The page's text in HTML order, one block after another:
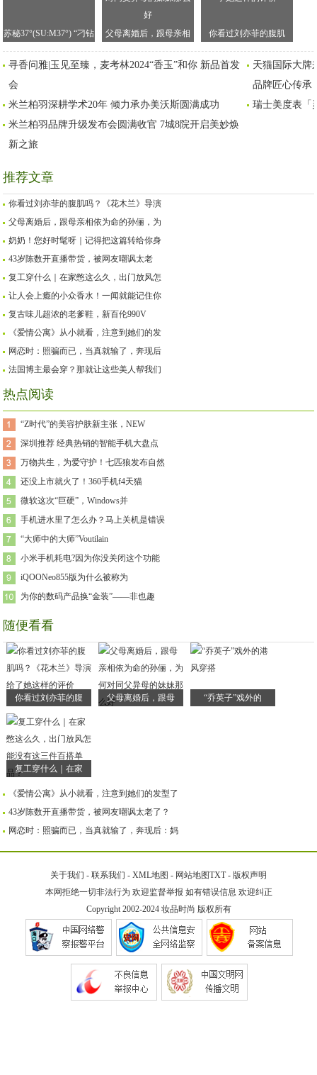
苏秘37°(SU:M37°) “刁钻
精华”震撼首发
父母离婚后，跟母亲相
依为命的孙俪，为何对
同父异母的妹妹那么好
你看过刘亦菲的腹肌
吗？《花木兰》导演给
了她这样的评价
寻香问雅|玉见至臻，麦考林2024“香玉”和你 新品首发
会
天猫国际大牌
品牌匠心传承
米兰柏羽深耕学术20年 倾力承办美沃斯圆满成功
瑞士美度表「
米兰柏羽品牌升级发布会圆满收官 7城8院开启美妙焕
新之旅
推荐文章
你看过刘亦菲的腹肌吗？《花木兰》导演
父母离婚后，跟母亲相依为命的孙俪，为
奶奶！您好时髦呀｜记得把这篇转给你身
43岁陈数开直播带货，被网友嘲讽太老
复工穿什么｜在家憋这么久，出门放风怎
让人会上瘾的小众香水！一闻就能记住你
复古味儿超浓的老爹鞋，新百伦990V
《爱情公寓》从小就看，注意到她们的发
网恋时：照骗而已，当真就输了，奔现后
法国博主最会穿？那就让这些美人帮我们
热点阅读
“Z时代”的美容护肤新主张，NEW
深圳推荐 经典热销的智能手机大盘点
万物共生，为爱守护！七匹狼发布自然
还没上市就火了！360手机f4天猫
微软这次“巨硬”，Windows并
手机进水里了怎么办？马上关机是错误
“大师中的大师”Voutilain
小米手机耗电?因为你没关闭这个功能
iQOONeo855版为什么被称为
为你的数码产品换“金装”——非也趣
随便看看
你看过刘亦菲的腹 父母离婚后，跟母 “乔英子”戏外的
复工穿什么｜在家
《爱情公寓》从小就看，注意到她们的发型了
43岁陈数开直播带货，被网友嘲讽太老了？
网恋时：照骗而已，当真就输了，奔现后：妈
关于我们 - 联系我们 - XML地图 - 网站地图TXT- 版权声明
本网拒绝一切非法行为 欢迎监督举报 如有错误信息 欢迎纠正
Copyright 2002-2024 妆品时尚 版权所有